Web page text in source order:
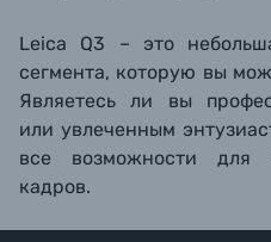
Leica Q3 – это
сегмента, которую вы
Являетесь ли вы
или увлеченным
все возможности для
кадров.